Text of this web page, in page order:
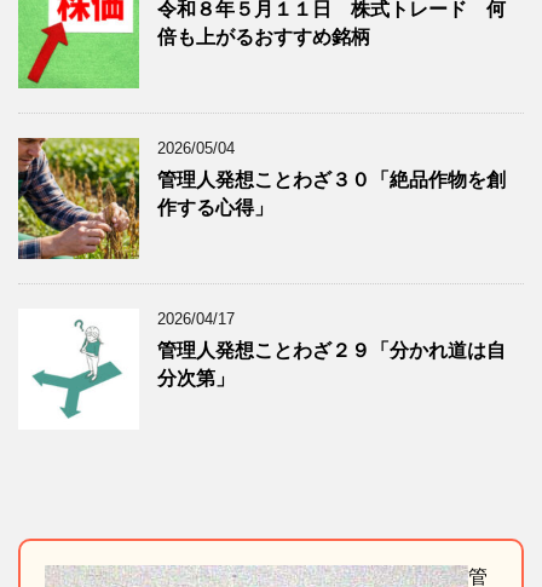
令和８年５月１１日 株式トレード 何
倍も上がるおすすめ銘柄
2026/05/04
管理人発想ことわざ３０「絶品作物を創
作する心得」
2026/04/17
管理人発想ことわざ２９「分かれ道は自
分次第」
管